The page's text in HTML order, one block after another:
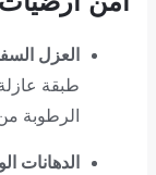
العزل
الرطوبة
الدهانات